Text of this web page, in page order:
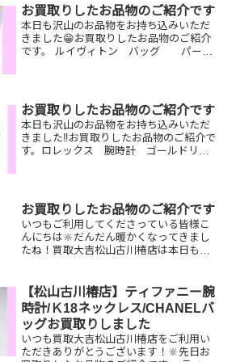
お品物はございませんか？ぜひ買取大吉
松山古川椿店に...
お買取りしたお品物のご紹介です
本日も沢山のお品物をお持ち込みいただ
きました😁お買取りしたお品物のご紹介
です。 ルイヴィトン バッグ パール
丈夫です！お家に眠って...
お買取りしたお品物のご紹介です
本日も沢山のお品物をお持ち込みいただ
きました‼️お買取りしたお品物のご紹介で
す。ロレックス 腕時計 ゴールドリン
ひ、お査定させてく...
お買取りしたお品物のご紹介です
いつもご利用してくださっている皆様こ
んにちは🔆だんだん暖かくなってきまし
たね！買取大吉松山古川椿店は本日も元
品物はございませんか？そのお品物ぜ
ひ！買取大吉松山古川椿店...
【松山古川椿店】ティファニー腕
時計/Ｋ18ネックレス/CHANELバ
ッグお買取りしました
いつも買取大吉松山古川椿店をご利用い
ただきありがとうございます！🔆先日お